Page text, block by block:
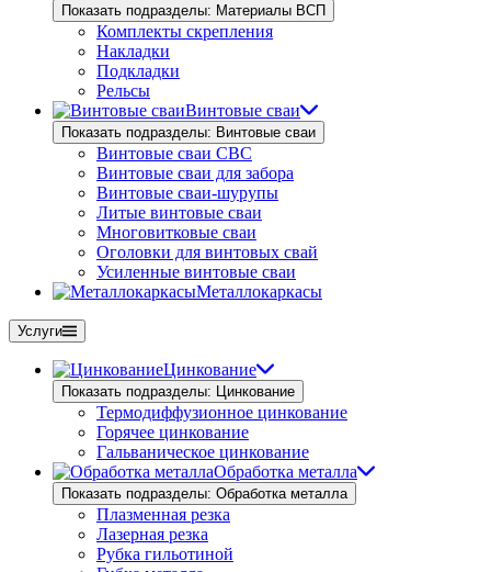
Показать подразделы: Материалы ВСП
Комплекты скрепления
Накладки
Подкладки
Рельсы
Винтовые сваи
Показать подразделы: Винтовые сваи
Винтовые сваи СВС
Винтовые сваи для забора
Винтовые сваи-шурупы
Литые винтовые сваи
Многовитковые сваи
Оголовки для винтовых свай
Усиленные винтовые сваи
Металлокаркасы
Услуги
Цинкование
Показать подразделы: Цинкование
Термодиффузионное цинкование
Горячее цинкование
Гальваническое цинкование
Обработка металла
Показать подразделы: Обработка металла
Плазменная резка
Лазерная резка
Рубка гильотиной